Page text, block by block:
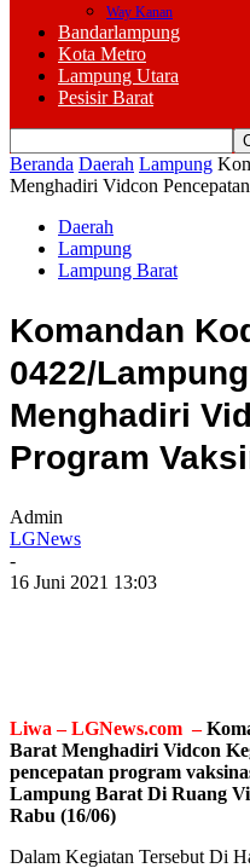
Way Kanan
Bandarlampung
Kota Metro
Lampung Utara
Pesisir Barat
Beranda Daerah Lampung
Menghadiri Vidcon
Daerah
Lampung
Lampung Barat
Komandan
0422/
Menghadiri
Program
Admin
LGNews
-
16 Juni 2021 13:03
Liwa – LGNews.com –
Barat Menghadiri Vidcon
pencepatan program
Lampung Barat Di Ruang
Rabu (16/06)
Dalam Kegiatan Tersebut Di